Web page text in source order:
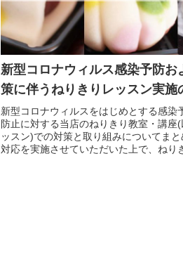
新型コロナウィルス感染予防お
策に伴うねりきりレッスン実施
新型コロナウィルスをはじめとする感染
防止に対する当店のねりきり教室・講座
ッスン)での対策と取り組みについてま
対応を実施させていただいた上で、ねり